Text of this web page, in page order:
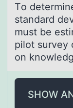
Tо
stаndard
must be
pilot survey
on
SHOW